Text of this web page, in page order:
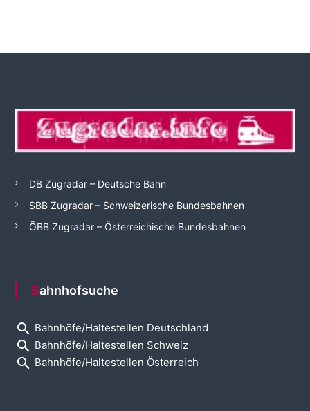
DB Zugradar – Deutsche Bahn
SBB Zugradar – Schweizerische Bundesbahnen
ÖBB Zugradar – Österreichische Bundesbahnen
Bahnhofsuche
search Bahnhöfe/Haltestellen Deutschland
search Bahnhöfe/Haltestellen Schweiz
search Bahnhöfe/Haltestellen Österreich